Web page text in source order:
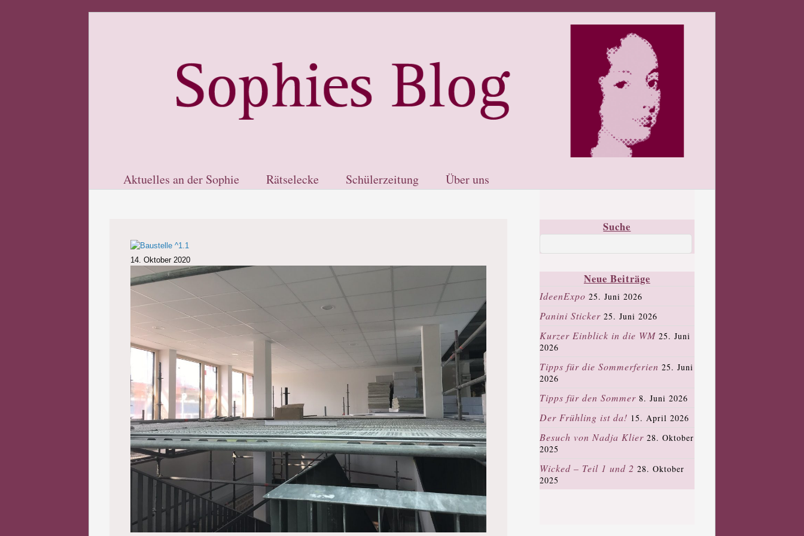
Aktuelles an der Sophie Rätselecke Schülerzeitung Über uns
14. Oktober 2020
Suche
Neue Beiträge
IdeenExpo 25. Juni 2026
Panini Sticker 25. Juni 2026
Kurzer Einblick in die WM 25. Juni
2026
Tipps für die Sommerferien 25. Juni
2026
Tipps für den Sommer 8. Juni 2026
Der Frühling ist da! 15. April 2026
Besuch von Nadja Klier 28. Oktober
2025
Wicked – Teil 1 und 2 28. Oktober
2025